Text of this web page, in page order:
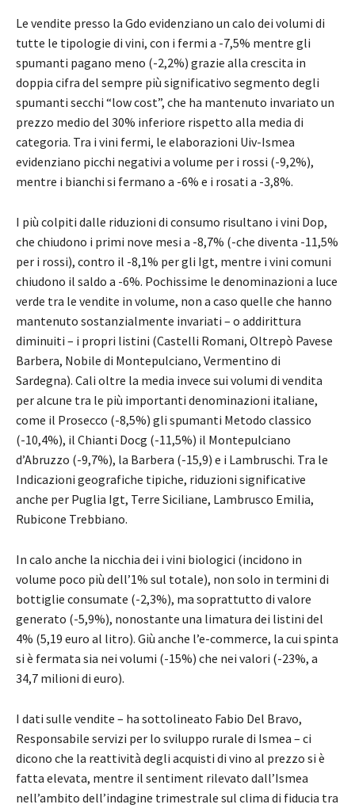
Le vendite presso la Gdo evidenziano un calo dei volumi di
tutte le tipologie di vini, con i fermi a -7,5% mentre gli
spumanti pagano meno (-2,2%) grazie alla crescita in
doppia cifra del sempre più significativo segmento degli
spumanti secchi “low cost”, che ha mantenuto invariato un
prezzo medio del 30% inferiore rispetto alla media di
categoria. Tra i vini fermi, le elaborazioni Uiv-Ismea
evidenziano picchi negativi a volume per i rossi (-9,2%),
mentre i bianchi si fermano a -6% e i rosati a -3,8%.
I più colpiti dalle riduzioni di consumo risultano i vini Dop,
che chiudono i primi nove mesi a -8,7% (-che diventa -11,5%
per i rossi), contro il -8,1% per gli Igt, mentre i vini comuni
chiudono il saldo a -6%. Pochissime le denominazioni a luce
verde tra le vendite in volume, non a caso quelle che hanno
mantenuto sostanzialmente invariati – o addirittura
diminuiti – i propri listini (Castelli Romani, Oltrepò Pavese
Barbera, Nobile di Montepulciano, Vermentino di
Sardegna). Cali oltre la media invece sui volumi di vendita
per alcune tra le più importanti denominazioni italiane,
come il Prosecco (-8,5%) gli spumanti Metodo classico
(-10,4%), il Chianti Docg (-11,5%) il Montepulciano
d’Abruzzo (-9,7%), la Barbera (-15,9) e i Lambruschi. Tra le
Indicazioni geografiche tipiche, riduzioni significative
anche per Puglia Igt, Terre Siciliane, Lambrusco Emilia,
Rubicone Trebbiano.
In calo anche la nicchia dei i vini biologici (incidono in
volume poco più dell’1% sul totale), non solo in termini di
bottiglie consumate (-2,3%), ma soprattutto di valore
generato (-5,9%), nonostante una limatura dei listini del
4% (5,19 euro al litro). Giù anche l’e-commerce, la cui spinta
si è fermata sia nei volumi (-15%) che nei valori (-23%, a
34,7 milioni di euro).
I dati sulle vendite – ha sottolineato Fabio Del Bravo,
Responsabile servizi per lo sviluppo rurale di Ismea – ci
dicono che la reattività degli acquisti di vino al prezzo si è
fatta elevata, mentre il sentiment rilevato dall’Ismea
nell’ambito dell’indagine trimestrale sul clima di fiducia tra